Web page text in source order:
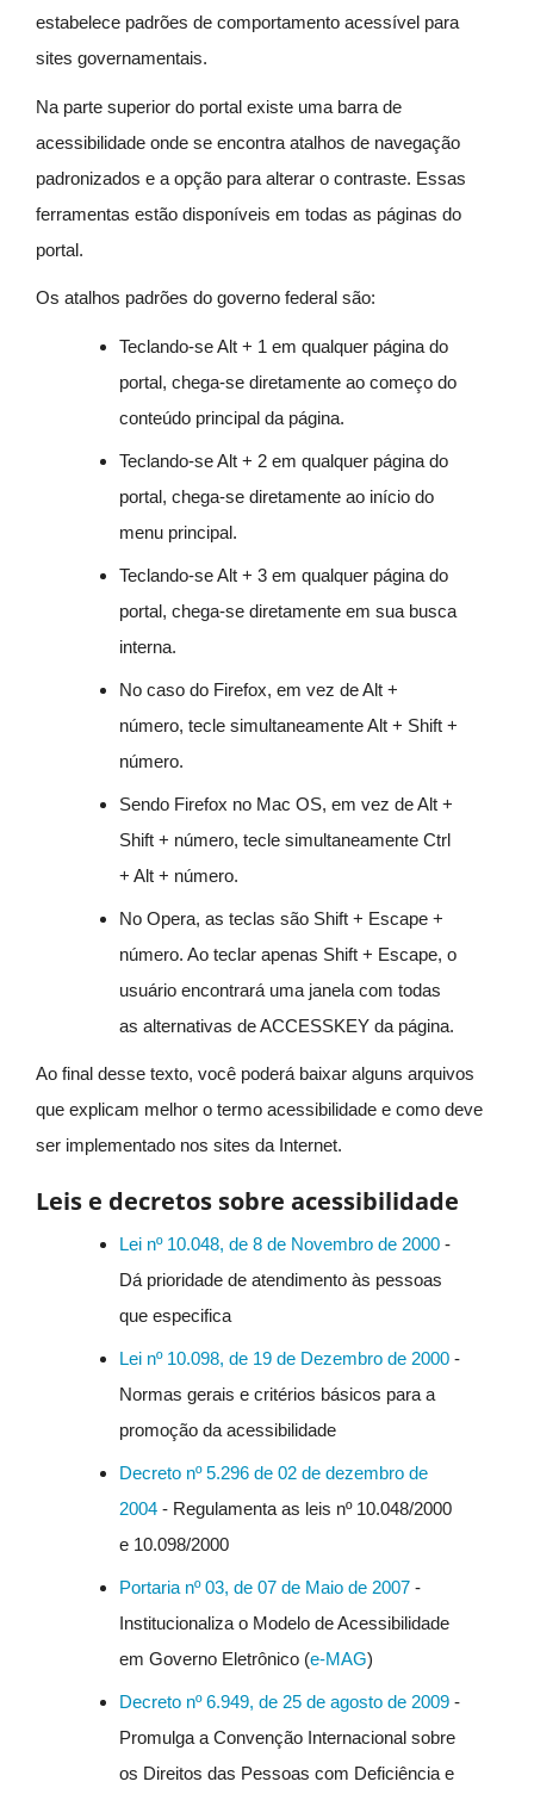
estabelece padrões de comportamento acessível para
sites governamentais.
Na parte superior do portal existe uma barra de
acessibilidade onde se encontra atalhos de navegação
padronizados e a opção para alterar o contraste. Essas
ferramentas estão disponíveis em todas as páginas do
portal.
Os atalhos padrões do governo federal são:
Teclando-se Alt + 1 em qualquer página do
portal, chega-se diretamente ao começo do
conteúdo principal da página.
Teclando-se Alt + 2 em qualquer página do
portal, chega-se diretamente ao início do
menu principal.
Teclando-se Alt + 3 em qualquer página do
portal, chega-se diretamente em sua busca
interna.
No caso do Firefox, em vez de Alt +
número, tecle simultaneamente Alt + Shift +
número.
Sendo Firefox no Mac OS, em vez de Alt +
Shift + número, tecle simultaneamente Ctrl
+ Alt + número.
No Opera, as teclas são Shift + Escape +
número. Ao teclar apenas Shift + Escape, o
usuário encontrará uma janela com todas
as alternativas de ACCESSKEY da página.
Ao final desse texto, você poderá baixar alguns arquivos
que explicam melhor o termo acessibilidade e como deve
ser implementado nos sites da Internet.
Leis e decretos sobre acessibilidade
Lei nº 10.048, de 8 de Novembro de 2000 -
Dá prioridade de atendimento às pessoas
que especifica
Lei nº 10.098, de 19 de Dezembro de 2000 -
Normas gerais e critérios básicos para a
promoção da acessibilidade
Decreto nº 5.296 de 02 de dezembro de
2004 - Regulamenta as leis nº 10.048/2000
e 10.098/2000
Portaria nº 03, de 07 de Maio de 2007 -
Institucionaliza o Modelo de Acessibilidade
em Governo Eletrônico (e-MAG)
Decreto nº 6.949, de 25 de agosto de 2009 -
Promulga a Convenção Internacional sobre
os Direitos das Pessoas com Deficiência e